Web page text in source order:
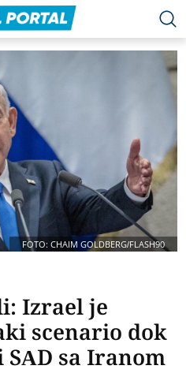
FOTO: CHAIM GOLDBERG/FLASH90
Izrael je
scenario dok
sa Iranom